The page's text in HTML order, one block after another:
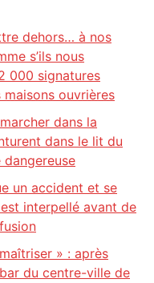
dehors… à nos
s’ils nous
000 signatures
ouvrières
dans la
dans le lit du
un accident et se
interpellé avant de
» : après
du centre-ville de